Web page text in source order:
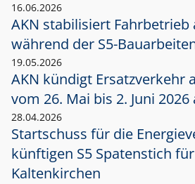
16.06.2026
AKN stabilisiert Fahrbetrieb
während der S5-
19.05.2026
AKN kündigt Ersatzverkehr
vom 26. Mai bis 2. Juni 2026
28.04.2026
Startschuss für die
künftigen S5 Spatenstich
Kaltenkirchen